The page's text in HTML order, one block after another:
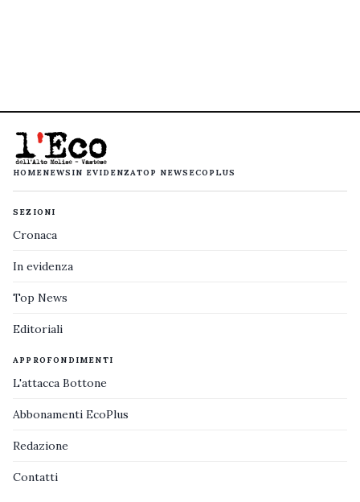
HOMENEWS IN EVIDENZATOP NEWS ECOPLUS
SEZIONI
Cronaca
In evidenza
Top News
Editoriali
APPROFONDIMENTI
L'attacca Bottone
Abbonamenti EcoPlus
Redazione
Contatti